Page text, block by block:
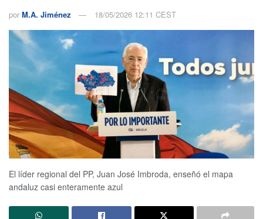
por M.A. Jiménez 18/05/2026 12:11 CEST
El líder regional del PP, Juan José Imbroda, enseñó el mapa
andaluz casi enteramente azul